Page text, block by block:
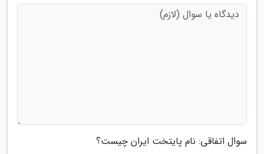
سوال اتفاقی: نام پایتخت ایران چیست؟